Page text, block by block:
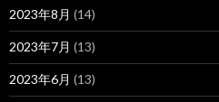
2023年8月 (14)
2023年7月 (13)
2023年6月 (13)